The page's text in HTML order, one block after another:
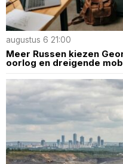
augustus 6 21:00
Meer Russen kiezen
oorlog en dreigende